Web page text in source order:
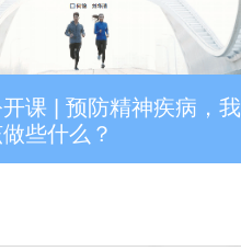
课 | 预防精神疾病，我
些什么？